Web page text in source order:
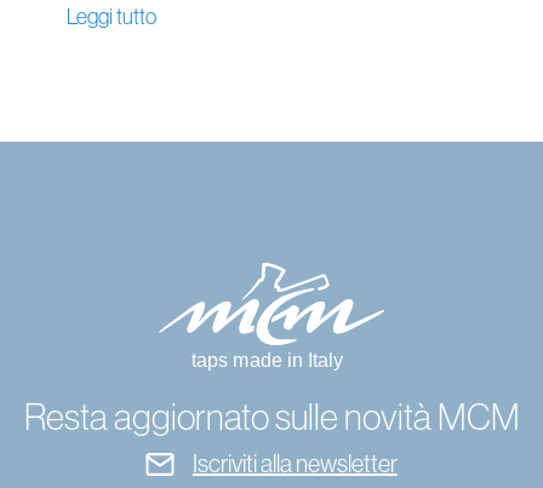
Leggi tutto
Resta aggiornato sulle novità MCM
Iscriviti alla newsletter